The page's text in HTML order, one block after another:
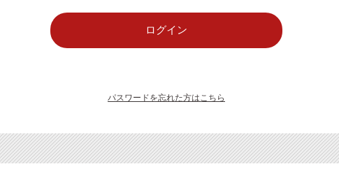
パスワードを忘れた方はこちら